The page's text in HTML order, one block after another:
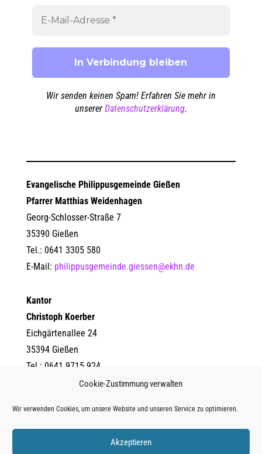
Cookie-Zustimmung verwalten
Wir verwenden Cookies, um unsere Website und unseren Service zu optimieren.
Akzeptieren
Wir senden keinen Spam! Erfahren Sie mehr in
unserer Datenschutzerklärung.
Evangelische Philippusgemeinde Gießen
Pfarrer Matthias Weidenhagen
Georg-Schlosser-Straße 7
35390 Gießen
Tel.: 0641 3305 580
E-Mail: philippusgemeinde.giessen@ekhn.de
Kantor
Christoph Koerber
Eichgärtenallee 24
35394 Gießen
Tel.: 0641 9715 924
christoph.koerber@ekhn.de